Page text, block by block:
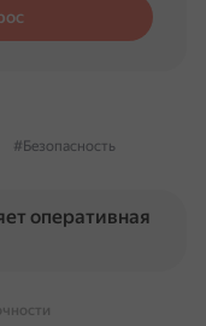
#Безопасность
оперативная